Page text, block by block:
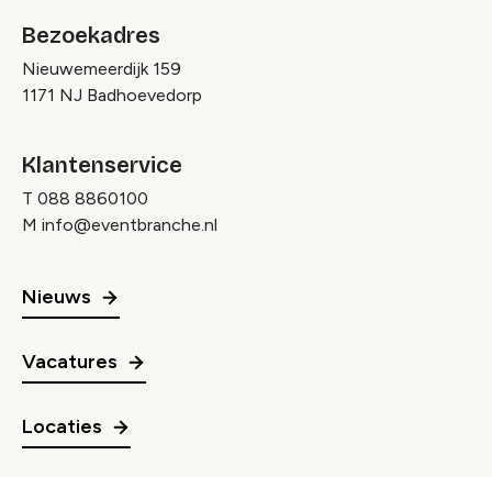
Bezoekadres
Nieuwemeerdijk 159
1171 NJ Badhoevedorp
Klantenservice
T 088 8860100
M info@eventbranche.nl
Nieuws
Vacatures
Locaties